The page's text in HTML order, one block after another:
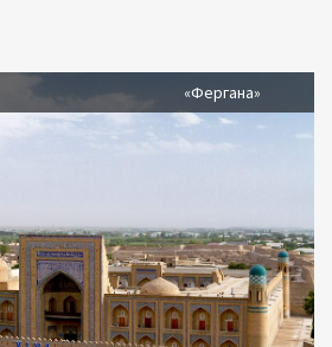
«Фергана»